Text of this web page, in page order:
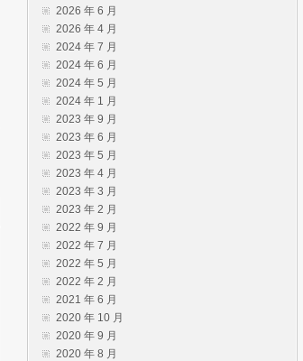
2026 年 6 月
2026 年 4 月
2024 年 7 月
2024 年 6 月
2024 年 5 月
2024 年 1 月
2023 年 9 月
2023 年 6 月
2023 年 5 月
2023 年 4 月
2023 年 3 月
2023 年 2 月
2022 年 9 月
2022 年 7 月
2022 年 5 月
2022 年 2 月
2021 年 6 月
2020 年 10 月
2020 年 9 月
2020 年 8 月